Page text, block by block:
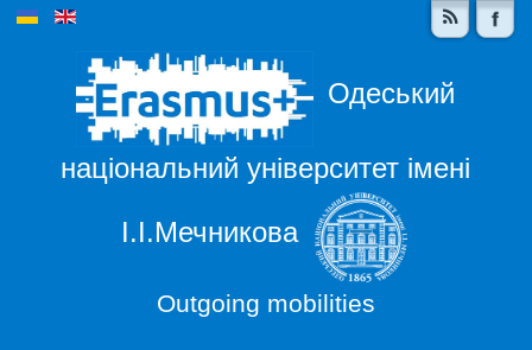
Одеський
національний університет імені
І.І.Мечникова
Outgoing mobilities